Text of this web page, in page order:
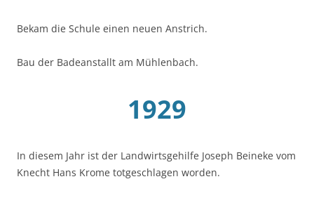
Bekam die Schule einen neuen Anstrich.
Bau der Badeanstallt am Mühlenbach.
1929
In diesem Jahr ist der Landwirtsgehilfe Joseph Beineke vom
Knecht Hans Krome totgeschlagen worden.